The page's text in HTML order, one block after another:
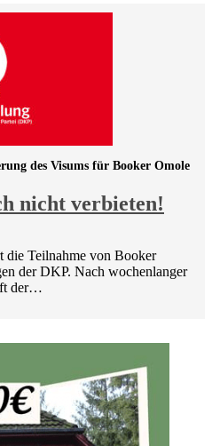
nicht verbieten!
des Visums für Booker Omole
die Teilnahme von Booker
der DKP. Nach wochenlanger
der…